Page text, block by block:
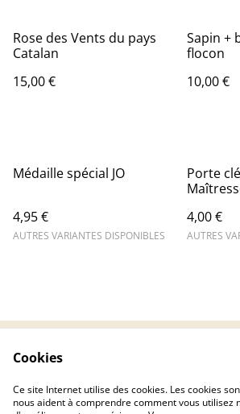
Rose des Vents du pays
Catalan
15,00 €
Sapin +
flocon
10,00 €
Médaille spécial JO
4,95 €
AUTRES VARIANTES DISPONIBLES
Porte
4,00 €
AUTRES
Politique de
confidentialité
Cookies
Ce site Internet utilise des cookies. Les cookies
nous aident à comprendre comment vous utilisez